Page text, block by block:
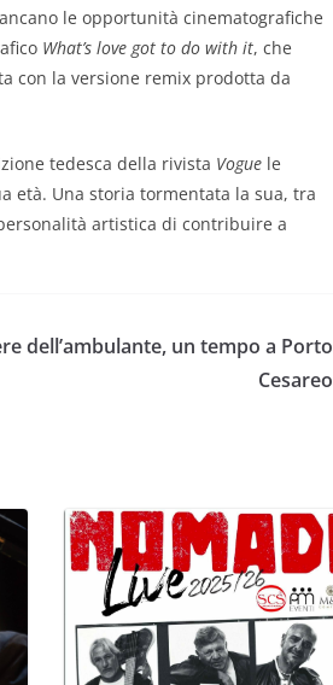
le opportunità cinematografiche
What’s love got to do with it, che
con la versione remix prodotta da
tedesca della rivista Vogue le
età. Una storia tormentata la sua, tra
artistica di contribuire a
dell’ambulante, un tempo a Porto
Cesareo